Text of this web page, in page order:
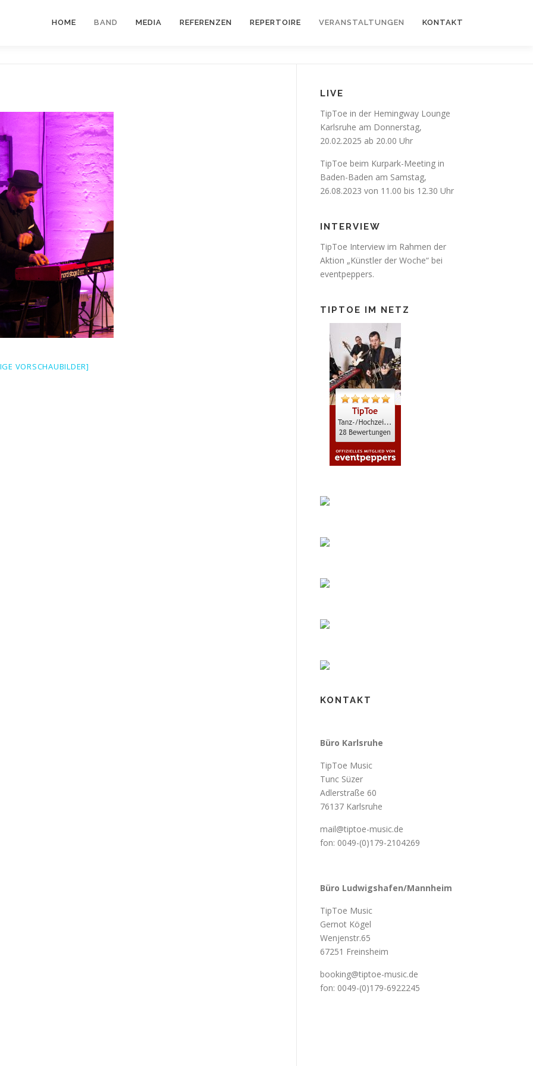
HOME BAND MEDIA REFERENZEN REPERTOIRE VERANSTALTUNGEN KONTAKT
VORSCHAUBILDER]
LIVE
TipToe in der Hemingway Lounge
Karlsruhe am Donnerstag,
20.02.2025 ab 20.00 Uhr
TipToe beim Kurpark-Meeting in
Baden-Baden am Samstag,
26.08.2023 von 11.00 bis 12.30 Uhr
INTERVIEW
TipToe Interview im Rahmen der
Aktion „Künstler der Woche“ bei
eventpeppers.
TIPTOE IM NETZ
KONTAKT
Büro Karlsruhe
TipToe Music
Tunc Süzer
Adlerstraße 60
76137 Karlsruhe
mail@tiptoe-music.de
fon: 0049-(0)179-2104269
Büro Ludwigshafen/Mannheim
TipToe Music
Gernot Kögel
Wenjenstr.65
67251 Freinsheim
booking@tiptoe-music.de
fon: 0049-(0)179-6922245